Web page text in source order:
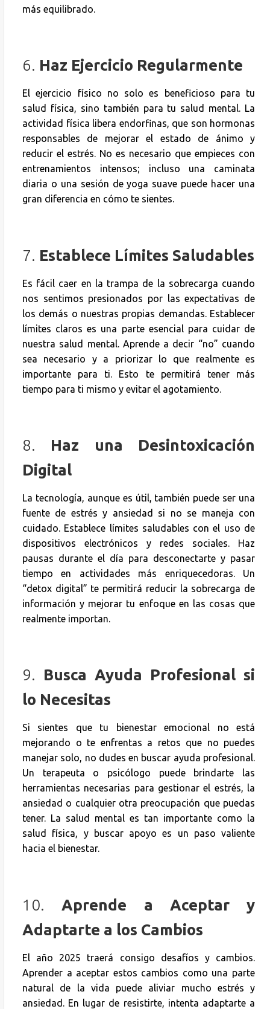
más equilibrado.
6. Haz Ejercicio Regularmente
El ejercicio físico no solo es beneficioso para tu
salud física, sino también para tu salud mental. La
actividad física libera endorfinas, que son hormonas
responsables de mejorar el estado de ánimo y
reducir el estrés. No es necesario que empieces con
entrenamientos intensos; incluso una caminata
diaria o una sesión de yoga suave puede hacer una
gran diferencia en cómo te sientes.
7. Establece Límites Saludables
Es fácil caer en la trampa de la sobrecarga cuando
nos sentimos presionados por las expectativas de
los demás o nuestras propias demandas. Establecer
límites claros es una parte esencial para cuidar de
nuestra salud mental. Aprende a decir “no” cuando
sea necesario y a priorizar lo que realmente es
importante para ti. Esto te permitirá tener más
tiempo para ti mismo y evitar el agotamiento.
8. Haz una Desintoxicación
Digital
La tecnología, aunque es útil, también puede ser una
fuente de estrés y ansiedad si no se maneja con
cuidado. Establece límites saludables con el uso de
dispositivos electrónicos y redes sociales. Haz
pausas durante el día para desconectarte y pasar
tiempo en actividades más enriquecedoras. Un
“detox digital” te permitirá reducir la sobrecarga de
información y mejorar tu enfoque en las cosas que
realmente importan.
9. Busca Ayuda Profesional si
lo Necesitas
Si sientes que tu bienestar emocional no está
mejorando o te enfrentas a retos que no puedes
manejar solo, no dudes en buscar ayuda profesional.
Un terapeuta o psicólogo puede brindarte las
herramientas necesarias para gestionar el estrés, la
ansiedad o cualquier otra preocupación que puedas
tener. La salud mental es tan importante como la
salud física, y buscar apoyo es un paso valiente
hacia el bienestar.
10. Aprende a Aceptar y
Adaptarte a los Cambios
El año 2025 traerá consigo desafíos y cambios.
Aprender a aceptar estos cambios como una parte
natural de la vida puede aliviar mucho estrés y
ansiedad. En lugar de resistirte, intenta adaptarte a